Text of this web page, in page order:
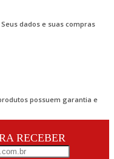
dados e suas compras
possuem garantia e
RECEBER